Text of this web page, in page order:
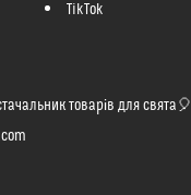
TikTok
товарів для свята🎈